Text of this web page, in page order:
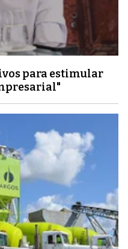
para estimular